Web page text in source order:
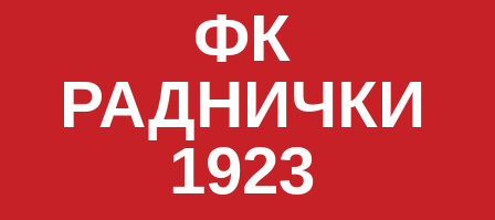
ФК
РАДНИЧКИ
1923